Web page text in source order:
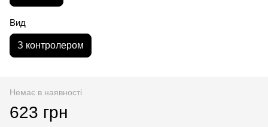
Вид
З контролером
Немає в наявності
623 грн